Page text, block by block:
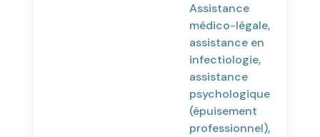
Assistance
médico-légale,
assistance en
infectiologie,
assistance
psychologique
(épuisement
professionnel),